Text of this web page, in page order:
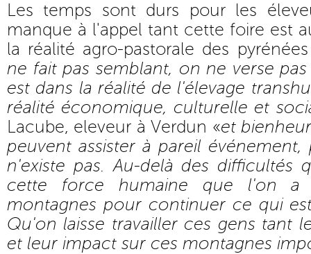
Les temps sont durs pour les
manque à l'appel tant cette foire est
la réalité agro-pastorale des
ne fait pas semblant, on ne verse
est dans la réalité de l'élevage
réalité économique, culturelle et
Lacube, eleveur à Verdun «et
peuvent assister à pareil
n'existe pas. Au-delà des difficultés
cette force humaine que l'on a
montagnes pour continuer ce qui
Qu'on laisse travailler ces gens tant
et leur impact sur ces montagnes